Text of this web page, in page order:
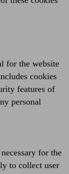
for the website
cookies
features of
personal
for the
to collect user